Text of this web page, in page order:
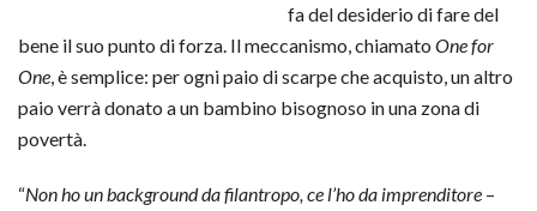
fa del desiderio di fare del
bene il suo punto di forza. Il meccanismo, chiamato One for
One , è semplice: per ogni paio di scarpe che acquisto, un altro
paio verrà donato a un bambino bisognoso in una zona di
povertà.
“Non ho un background da filantropo, ce l’ho da imprenditore –